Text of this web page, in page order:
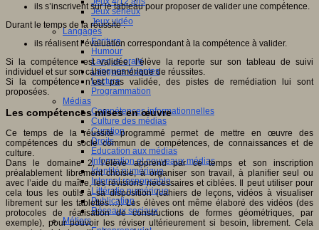
Jeux sérieux
Jeux vidéo
Langages
Ecriture
Humour
Langue orale
Langues vivantes
Lecture
Programmation
Médias
Compétences informationnelles
Culture des médias
Curation
Droits
Education aux médias
Information et nouveaux médias
Identité numérique
Internet responsable
Littératie numérique
Publication
Réseaux sociaux
Métiers
ils s’inscrivent sur le tableau pour proposer de valider une compétence.
Durant le temps de la réussite :
ils réalisent l’évaluation correspondant à la compétence à valider.
Si la compétence est validée, l’élève la reporte sur son tableau de suivi
individuel et sur son cahier numérique de réussites.
Si la compétence n’est pas validée, des pistes de remédiation lui sont
proposées.
Les compétences mises en œuvre
Ce temps de la réussite programmé permet de mettre en œuvre des
compétences du socle commun de compétences, de connaissances et de
culture.
Dans le domaine 2, l’élève apprend par ce temps et son inscription
préalablement librement choisie, à organiser son travail, à planifier seul ou
avec l’aide du maître, les révisions nécessaires et ciblées. Il peut utiliser pour
cela tous les outils à sa disposition (cahiers de leçons, vidéos à visualiser
librement sur les tablettes…). Les élèves ont même élaboré des vidéos (des
protocoles de réalisation de constructions de formes géométriques, par
exemple), pour pouvoir les réviser ultérieurement si besoin, librement. Cela